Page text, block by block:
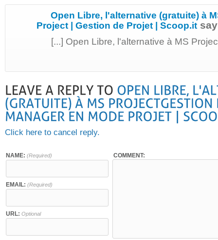
Open Libre, l'alternative (gratuite) à
Project | Gestion de Projet | Scoop.it
[...] Open Libre, l'alternative à MS
Click here to cancel reply.
NAME: (Required)
EMAIL: (Required)
URL: Optional
COMMENT: